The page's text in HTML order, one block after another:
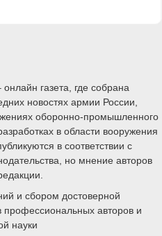
газета, где собрана
новостях армии России,
оборонно-промышленного
в области вооружения
в соответствии с
но мнение авторов
и сбором достоверной
профессиональных авторов и
науки